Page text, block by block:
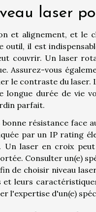
laser
et alignement, et le
il est
couvrir. Un laser
Assurez-vous
le contraste du laser.
longue durée de vie
parfait.
résistance face
par un IP rating
Un laser en croix
Consulter un(e)
de choisir niveau
et leurs
l'expertise d'un(e)